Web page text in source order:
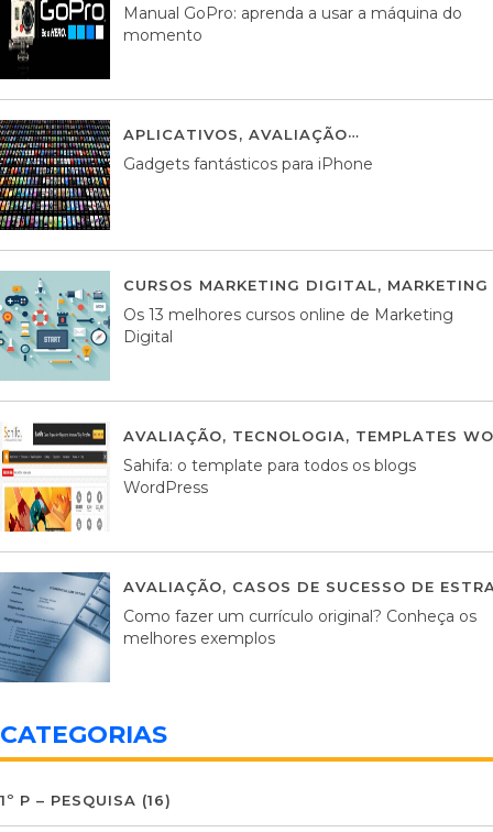
Manual GoPro: aprenda a usar a máquina do
momento
APLICATIVOS, AVALIAÇÃO
Gadgets fantásticos para iPhone
CURSOS MARKETING DIGITAL,
Os 13 melhores cursos online de Marketing
Digital
AVALIAÇÃO, TECNOLOGIA, TEMPLATES
Sahifa: o template para todos os blogs
WordPress
AVALIAÇÃO, CASOS DE SUCESSO DE
Como fazer um currículo original? Conheça os
melhores exemplos
CATEGORIAS
1º P – PESQUISA (16)